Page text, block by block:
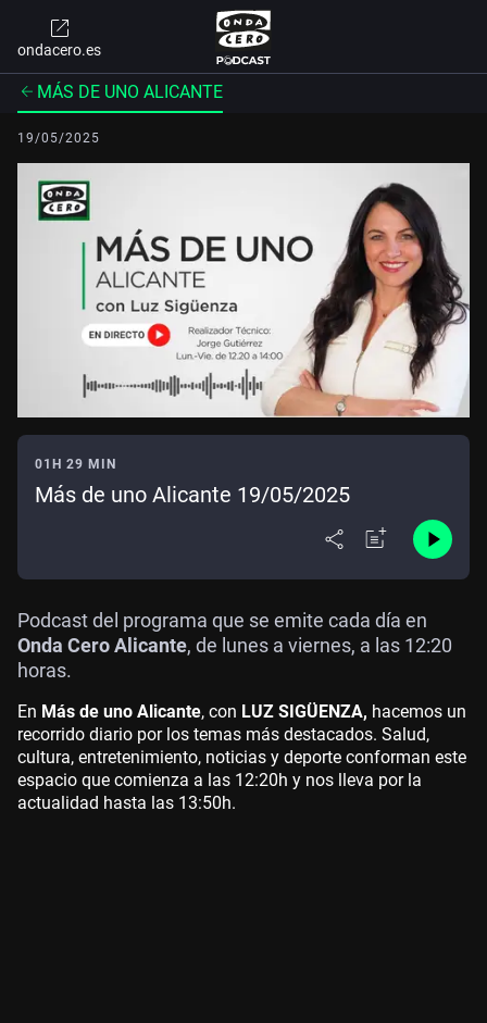
ondacero.es
MÁS DE UNO ALICANTE
19/05/2025
01H 29 MIN
Más de uno Alicante 19/05/2025
Podcast del programa que se emite cada día en
Onda Cero Alicante, de lunes a viernes, a las 12:20
horas.
En Más de uno Alicante, con LUZ SIGÜENZA, hacemos un
recorrido diario por los temas más destacados. Salud,
cultura, entretenimiento, noticias y deporte conforman este
espacio que comienza a las 12:20h y nos lleva por la
actualidad hasta las 13:50h.